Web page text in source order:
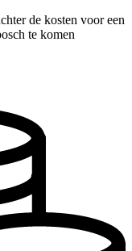
de kosten voor een
te komen